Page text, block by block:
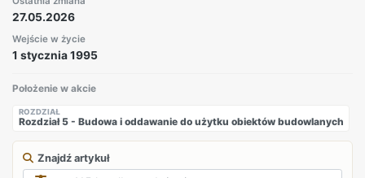
27.05.2026
Wejście w życie
1 stycznia 1995
Położenie w akcie
ROZDZIAŁ
Rozdział 5 - Budowa i oddawanie do użytku obiektów budowlanych
Znajdź artykuł